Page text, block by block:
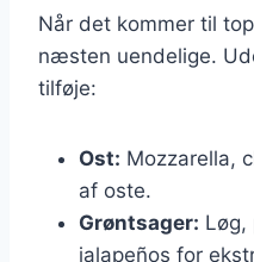
Når det kommer til
næsten uendelige.
tilføje:
Ost: Mozzarella,
af oste.
Grøntsager: Løg,
jalapeños for